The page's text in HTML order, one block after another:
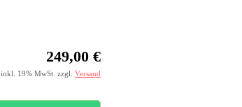
249,00 €
inkl. 19% MwSt. zzgl. Versand